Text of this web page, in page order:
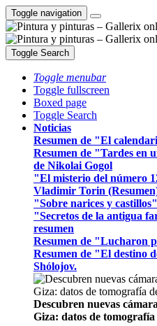
Toggle navigation
Toggle Search
Toggle menubar
Toggle fullscreen
Boxed page
Toggle Search
Noticias
Resumen de "El
Resumen de "Tardes en
de Nikolai Gogol
"El misterio del número
Vladimir Torin
"Sobre narices y
"Secretos de la antigua
resumen
Resumen de "Lucharon
Resumen de "El destino
Shólojov.
Descubren nuevas
Giza: datos de tomografía